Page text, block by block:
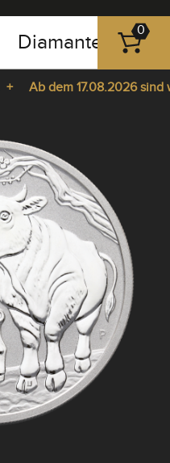
0351
-
43
Diamanten
0
Ab dem 17.08.2026 sind